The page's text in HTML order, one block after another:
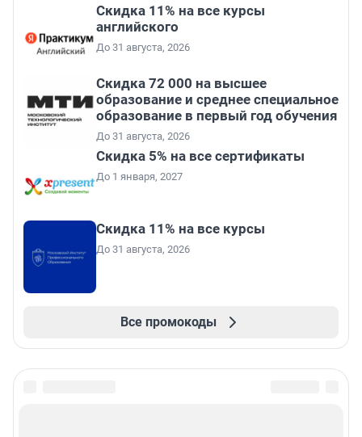
Скидка 11% на все курсы
английского
До 31 августа, 2026
Скидка 72 000 на высшее
образование и среднее специальное
образование в первый год обучения
До 31 августа, 2026
Скидка 5% на все сертификаты
До 1 января, 2027
Скидка 11% на все курсы
До 31 августа, 2026
Все промокоды